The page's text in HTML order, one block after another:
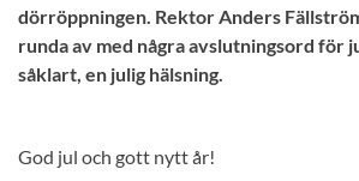
dörröppningen. Rektor Anders
runda av med några avslutningsord för
såklart, en julig hälsning.
God jul och gott nytt år!